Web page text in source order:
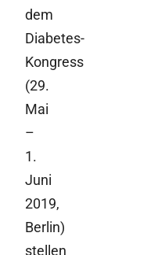
dem
Diabetes-
Kongress
(29.
Mai
–
1.
Juni
2019,
Berlin)
stellen